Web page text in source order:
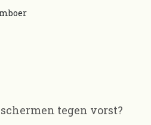
tegen vorst?